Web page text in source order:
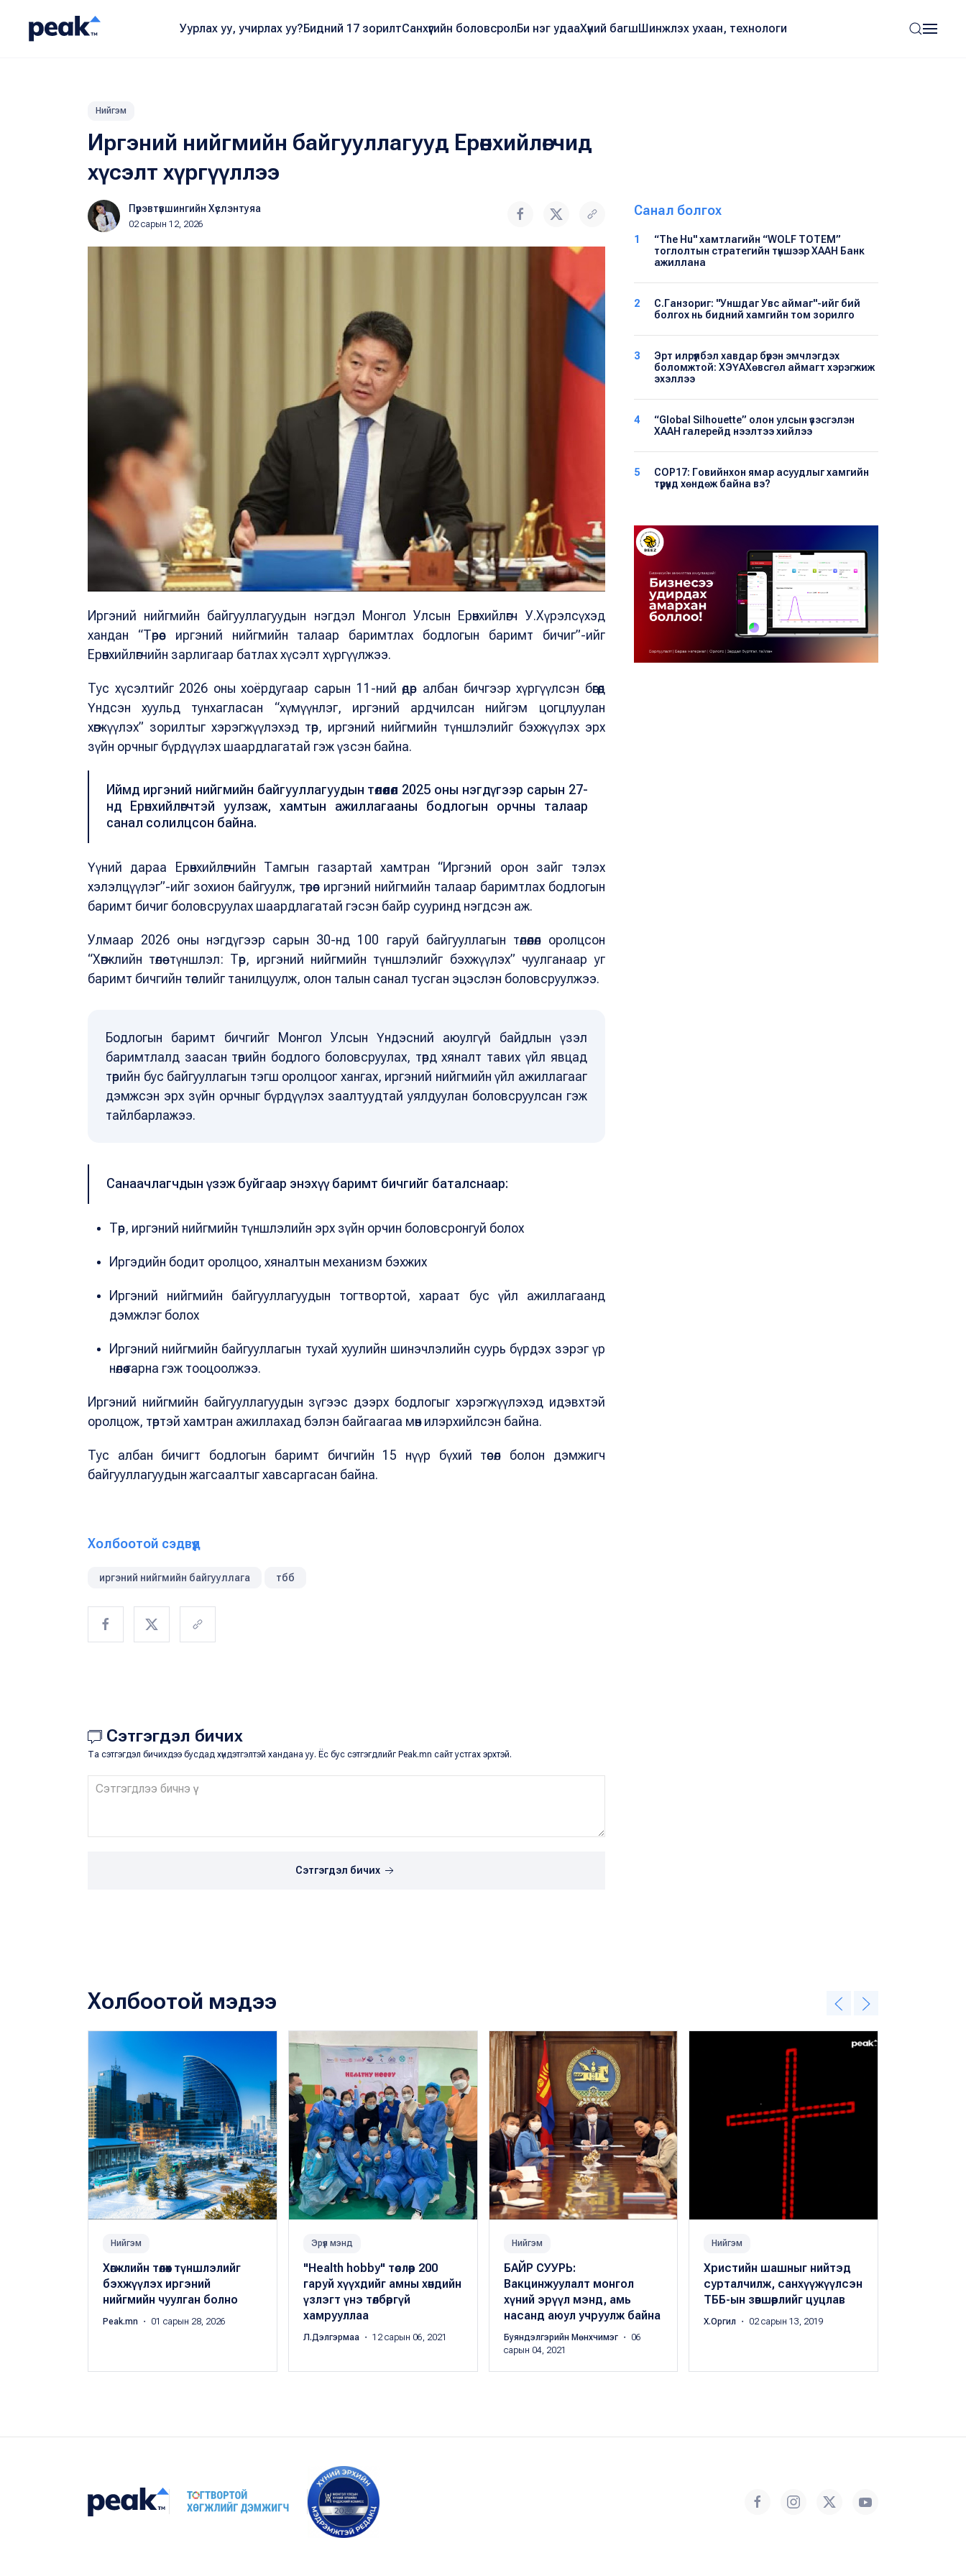
Уурлах уу, учирлах уу?Бидний 17 зорилтСанхүүгийн боловсролБи нэг удааХүний багшШинжлэх ухаан, технологи
Нийгэм
Иргэний нийгмийн байгууллагууд Ерөнхийлөгчид
хүсэлт хүргүүллээ
Пүрэвтүвшингийн Хүслэнтуяа
02 сарын 12, 2026
Иргэний нийгмийн байгууллагуудын нэгдэл Монгол Улсын Ерөнхийлөгч У.Хүрэлсүхэд
хандан “Төрөөс иргэний нийгмийн талаар баримтлах бодлогын баримт бичиг”-ийг
Ерөнхийлөгчийн зарлигаар батлах хүсэлт хүргүүлжээ.
Тус хүсэлтийг 2026 оны хоёрдугаар сарын 11-ний өдөр албан бичгээр хүргүүлсэн бөгөөд
Үндсэн хуульд тунхагласан “хүмүүнлэг, иргэний ардчилсан нийгэм цогцлуулан
хөгжүүлэх” зорилтыг хэрэгжүүлэхэд төр, иргэний нийгмийн түншлэлийг бэхжүүлэх эрх
зүйн орчныг бүрдүүлэх шаардлагатай гэж үзсэн байна.
Иймд иргэний нийгмийн байгууллагуудын төлөөлөл 2025 оны нэгдүгээр сарын 27-
нд Ерөнхийлөгчтэй уулзаж, хамтын ажиллагааны бодлогын орчны талаар
санал солилцсон байна.
Үүний дараа Ерөнхийлөгчийн Тамгын газартай хамтран “Иргэний орон зайг тэлэх
хэлэлцүүлэг”-ийг зохион байгуулж, төрөөс иргэний нийгмийн талаар баримтлах бодлогын
баримт бичиг боловсруулах шаардлагатай гэсэн байр сууринд нэгдсэн аж.
Улмаар 2026 оны нэгдүгээр сарын 30-нд 100 гаруй байгууллагын төлөөлөл оролцсон
“Хөгжлийн төлөө түншлэл: Төр, иргэний нийгмийн түншлэлийг бэхжүүлэх” чуулганаар уг
баримт бичгийн төслийг танилцуулж, олон талын санал тусган эцэслэн боловсруулжээ.
Бодлогын баримт бичгийг Монгол Улсын Үндэсний аюулгүй байдлын үзэл
баримтлалд заасан төрийн бодлого боловсруулах, төрд хяналт тавих үйл явцад
төрийн бус байгууллагын тэгш оролцоог хангах, иргэний нийгмийн үйл ажиллагааг
дэмжсэн эрх зүйн орчныг бүрдүүлэх заалтуудтай уялдуулан боловсруулсан гэж
тайлбарлажээ.
Санаачлагчдын үзэж буйгаар энэхүү баримт бичгийг баталснаар:
Төр, иргэний нийгмийн түншлэлийн эрх зүйн орчин боловсронгуй болох
Иргэдийн бодит оролцоо, хяналтын механизм бэхжих
Иргэний нийгмийн байгууллагуудын тогтвортой, хараат бус үйл ажиллагаанд
дэмжлэг болох
Иргэний нийгмийн байгууллагын тухай хуулийн шинэчлэлийн суурь бүрдэх зэрэг үр
нөлөө гарна гэж тооцоолжээ.
Иргэний нийгмийн байгууллагуудын зүгээс дээрх бодлогыг хэрэгжүүлэхэд идэвхтэй
оролцож, төртэй хамтран ажиллахад бэлэн байгаагаа мөн илэрхийлсэн байна.
Тус албан бичигт бодлогын баримт бичгийн 15 нүүр бүхий төсөл болон дэмжигч
байгууллагуудын жагсаалтыг хавсаргасан байна.
Холбоотой сэдвүүд
иргэний нийгмийн байгууллага тбб
Сэтгэгдэл бичих
Та сэтгэгдэл бичихдээ бусдад хүндэтгэлтэй хандана уу. Ёс бус сэтгэгдлийг Peak.mn сайт устгах эрхтэй.
Сэтгэгдэл бичих
Санал болгох
1
“The Hu" хамтлагийн “WOLF TOTEM”
тоглолтын стратегийн түншээр ХААН Банк
ажиллана
2
С.Ганзориг: "Уншдаг Увс аймаг"-ийг бий
болгох нь бидний хамгийн том зорилго
3
Эрт илрүүлбэл хавдар бүрэн эмчлэгдэх
боломжтой: ХЭҮА​Хөвсгөл аймагт хэрэгжиж
эхэллээ
4
“Global Silhouette” олон улсын үзэсгэлэн
ХААН галерейд нээлтээ хийлээ
5
COP17: Говийнхон ямар асуудлыг хамгийн
түрүүнд хөндөж байна вэ?
Холбоотой мэдээ
Нийгэм
Хөгжлийн төлөөх түншлэлийг
бэхжүүлэх иргэний
нийгмийн чуулган болно
Peak.mn ・ 01 сарын 28, 2026
Эрүүл мэнд
"Health hobby" төслөөр 200
гаруй хүүхдийг амны хөндийн
үзлэгт үнэ төлбөргүй
хамрууллаа
Л.Дэлгэрмаа ・ 12 сарын 06, 2021
Нийгэм
БАЙР СУУРЬ:
Вакцинжуулалт монгол
хүний эрүүл мэнд, амь
насанд аюул учруулж байна
Буяндэлгэрийн Мөнхчимэг ・ 06
сарын 04, 2021
Нийгэм
Христийн шашныг нийтэд
сурталчилж, санхүүжүүлсэн
ТББ-ын зөвшөөрлийг цуцлав
Х.Оргил ・ 02 сарын 13, 2019